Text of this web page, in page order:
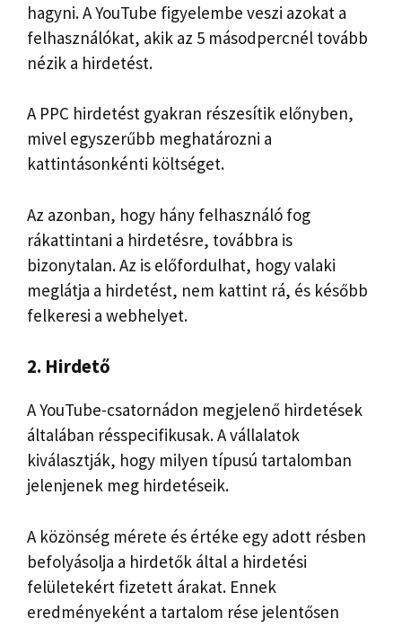
hagyni. A YouTube figyelembe veszi azokat a
felhasználókat, akik az 5 másodpercnél tovább
nézik a hirdetést.
A PPC hirdetést gyakran részesítik előnyben,
mivel egyszerűbb meghatározni a
kattintásonkénti költséget.
Az azonban, hogy hány felhasználó fog
rákattintani a hirdetésre, továbbra is
bizonytalan. Az is előfordulhat, hogy valaki
meglátja a hirdetést, nem kattint rá, és később
felkeresi a webhelyet.
2. Hirdető
A YouTube-csatornádon megjelenő hirdetések
általában résspecifikusak. A vállalatok
kiválasztják, hogy milyen típusú tartalomban
jelenjenek meg hirdetéseik.
A közönség mérete és értéke egy adott résben
befolyásolja a hirdetők által a hirdetési
felületekért fizetett árakat. Ennek
eredményeként a tartalom rése jelentősen